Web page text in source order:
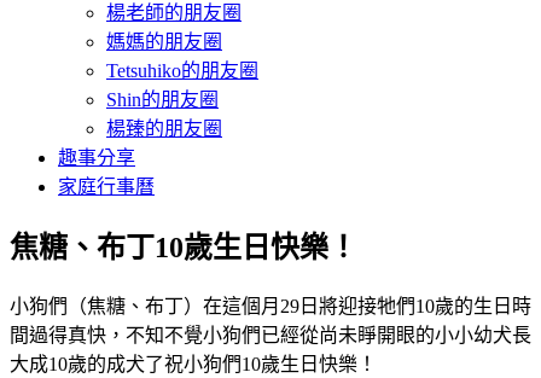
楊老師的朋友圈
媽媽的朋友圈
Tetsuhiko的朋友圈
Shin的朋友圈
楊臻的朋友圈
趣事分享
家庭行事曆
焦糖、布丁10歲生日快樂！
小狗們（焦糖、布丁）在這個月29日將迎接牠們10歲的生日時
間過得真快，不知不覺小狗們已經從尚未睜開眼的小小幼犬長
大成10歲的成犬了祝小狗們10歲生日快樂！